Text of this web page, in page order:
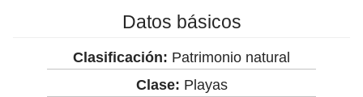
Datos básicos
Clasificación: Patrimonio natural
Clase: Playas